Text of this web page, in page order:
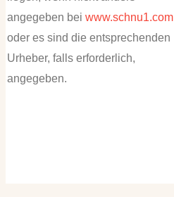
angegeben bei www.schnu1.com
oder es sind die entsprechenden
Urheber, falls erforderlich,
angegeben.